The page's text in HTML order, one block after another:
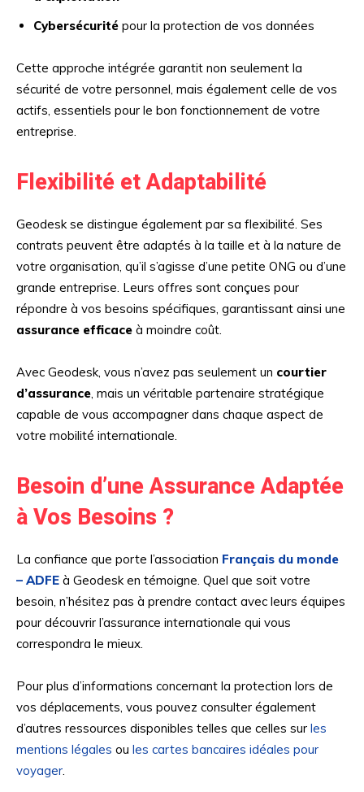
Cybersécurité pour la protection de vos données
Cette approche intégrée garantit non seulement la
sécurité de votre personnel, mais également celle de vos
actifs, essentiels pour le bon fonctionnement de votre
entreprise.
Flexibilité et Adaptabilité
Geodesk se distingue également par sa flexibilité. Ses
contrats peuvent être adaptés à la taille et à la nature de
votre organisation, qu’il s’agisse d’une petite ONG ou d’une
grande entreprise. Leurs offres sont conçues pour
répondre à vos besoins spécifiques, garantissant ainsi une
assurance efficace à moindre coût.
Avec Geodesk, vous n’avez pas seulement un courtier
d’assurance, mais un véritable partenaire stratégique
capable de vous accompagner dans chaque aspect de
votre mobilité internationale.
Besoin d’une Assurance Adaptée
à Vos Besoins ?
La confiance que porte l’association Français du monde
– ADFE à Geodesk en témoigne. Quel que soit votre
besoin, n’hésitez pas à prendre contact avec leurs équipes
pour découvrir l’assurance internationale qui vous
correspondra le mieux.
Pour plus d’informations concernant la protection lors de
vos déplacements, vous pouvez consulter également
d’autres ressources disponibles telles que celles sur les
mentions légales ou les cartes bancaires idéales pour
voyager.